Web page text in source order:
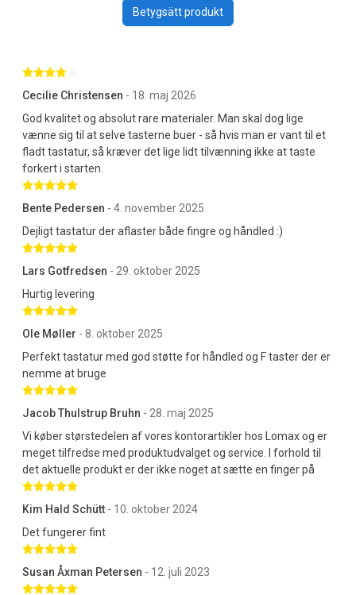
Betygsätt produkt
Cecilie Christensen - 18. maj 2026
God kvalitet og absolut rare materialer. Man skal dog lige
vænne sig til at selve tasterne buer - så hvis man er vant til et
fladt tastatur, så kræver det lige lidt tilvænning ikke at taste
forkert i starten.
Betygsatt 5 av 5 stjärnor
Bente Pedersen - 4. november 2025
Dejligt tastatur der aflaster både fingre og håndled :)
Betygsatt 5 av 5 stjärnor
Lars Gotfredsen - 29. oktober 2025
Hurtig levering
Betygsatt 5 av 5 stjärnor
Ole Møller - 8. oktober 2025
Perfekt tastatur med god støtte for håndled og F taster der er
nemme at bruge
Betygsatt 5 av 5 stjärnor
Jacob Thulstrup Bruhn - 28. maj 2025
Vi køber størstedelen af vores kontorartikler hos Lomax og er
meget tilfredse med produktudvalget og service. I forhold til
det aktuelle produkt er der ikke noget at sætte en finger på
Betygsatt 5 av 5 stjärnor
Kim Hald Schütt - 10. oktober 2024
Det fungerer fint
Betygsatt 5 av 5 stjärnor
Susan Åxman Petersen - 12. juli 2023
Betygsatt 5 av 5 stjärnor